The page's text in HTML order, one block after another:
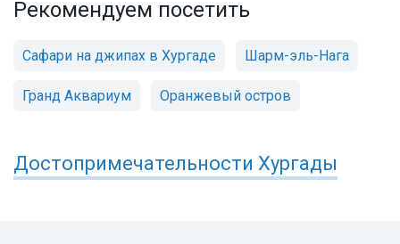
Рекомендуем посетить
Сафари на джипах в Хургаде Шарм-эль-Нага
Гранд Аквариум Оранжевый остров
Достопримечательности Хургады